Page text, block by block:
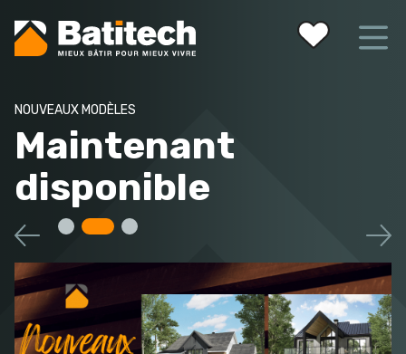
Vos favoris
NOUVEAUX MODÈLES
Maintenant
disponible